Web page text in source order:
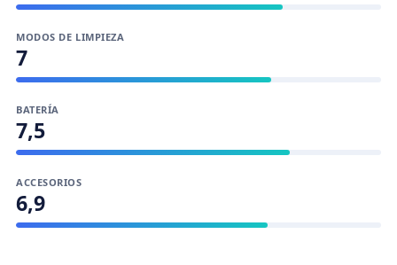
MODOS DE LIMPIEZA
7
BATERÍA
7,5
ACCESORIOS
6,9